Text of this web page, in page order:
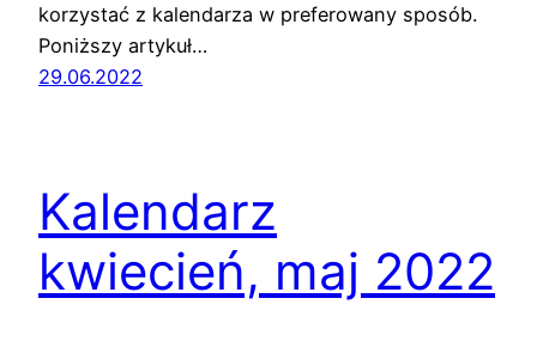
korzystać z kalendarza w preferowany sposób.
Poniższy artykuł…
29.06.2022
Kalendarz
kwiecień, maj 2022